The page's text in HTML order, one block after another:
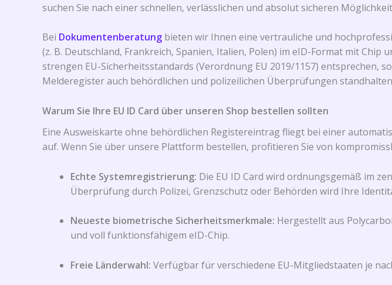
suchen Sie nach einer schnellen, verlässlichen und absolut sicheren
Bei Dokumentenberatung bieten wir Ihnen eine vertrauliche und
(z. B. Deutschland, Frankreich, Spanien, Italien, Polen) im eID-Format mit
strengen EU-Sicherheitsstandards (Verordnung EU 2019/1157)
Melderegister auch behördlichen und polizeilichen Überprüfungen
Warum Sie Ihre EU ID Card über unseren Shop bestellen sollten
Eine Ausweiskarte ohne behördlichen Registereintrag fliegt bei einer
auf. Wenn Sie über unsere Plattform bestellen, profitieren Sie von
Echte Systemregistrierung: Die EU ID Card wird ordnungsgemäß im
Überprüfung durch Polizei, Grenzschutz oder Behörden wird Ihre
Neueste biometrische Sicherheitsmerkmale: Hergestellt aus
und voll funktionsfähigem eID-Chip.
Freie Länderwahl: Verfügbar für verschiedene EU-Mitgliedstaaten je